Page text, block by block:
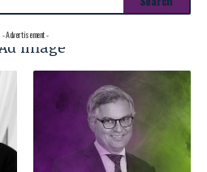
- Advertisement -